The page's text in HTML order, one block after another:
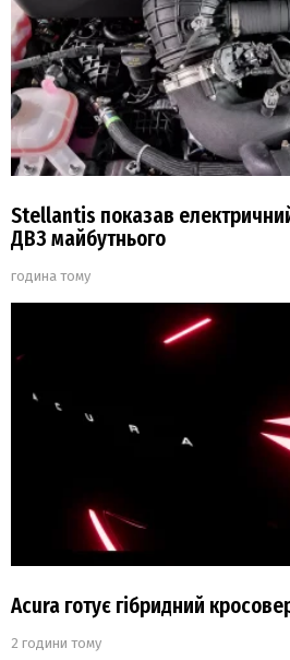
Stellantis показав
ДВЗ майбутнього
година тому
Acura готує гібридний
2 години тому